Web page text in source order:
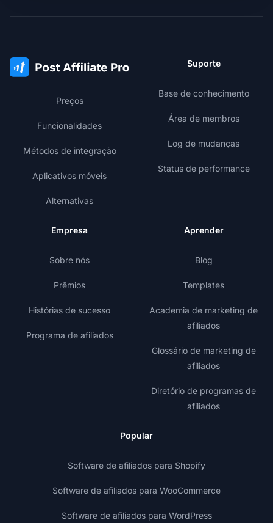
Preços
Funcionalidades
Métodos de integração
Aplicativos móveis
Alternativas
Suporte
Base de conhecimento
Área de membros
Log de mudanças
Status de performance
Empresa
Sobre nós
Prêmios
Histórias de sucesso
Programa de afiliados
Aprender
Blog
Templates
Academia de marketing de
afiliados
Glossário de marketing de
afiliados
Diretório de programas de
afiliados
Popular
Software de afiliados para Shopify
Software de afiliados para WooCommerce
Software de afiliados para WordPress